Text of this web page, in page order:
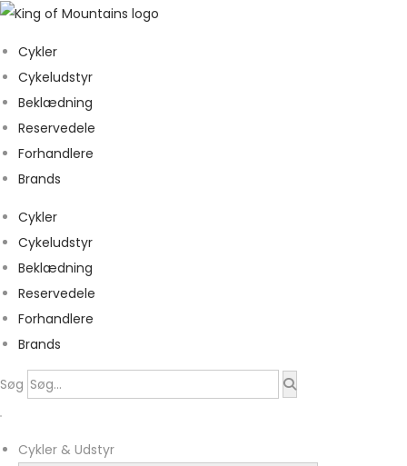
Cykler
Cykeludstyr
Beklædning
Reservedele
Forhandlere
Brands
Cykler
Cykeludstyr
Beklædning
Reservedele
Forhandlere
Brands
Søg
Cykler & Udstyr